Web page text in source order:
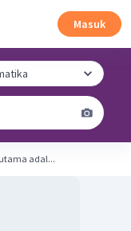
Masuk
adal...